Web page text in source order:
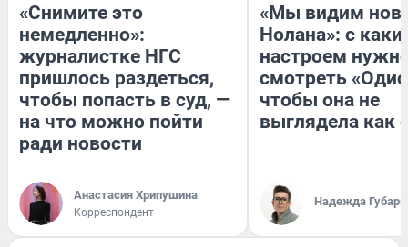
«Снимите это
немедленно»:
журналистке НГС
пришлось раздеться,
чтобы попасть в суд, —
на что можно пойти
ради новости
Анастасия Хрипушина
Корреспондент
«Мы видим
Нолана»: с
настроем
смотреть
чтобы она не
выглядела как
Надежда Губарь